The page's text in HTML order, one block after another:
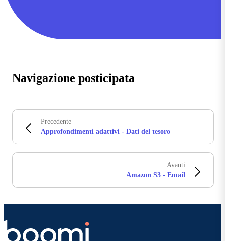
Navigazione posticipata
Precedente
Approfondimenti adattivi - Dati del tesoro
Avanti
Amazon S3 - Email